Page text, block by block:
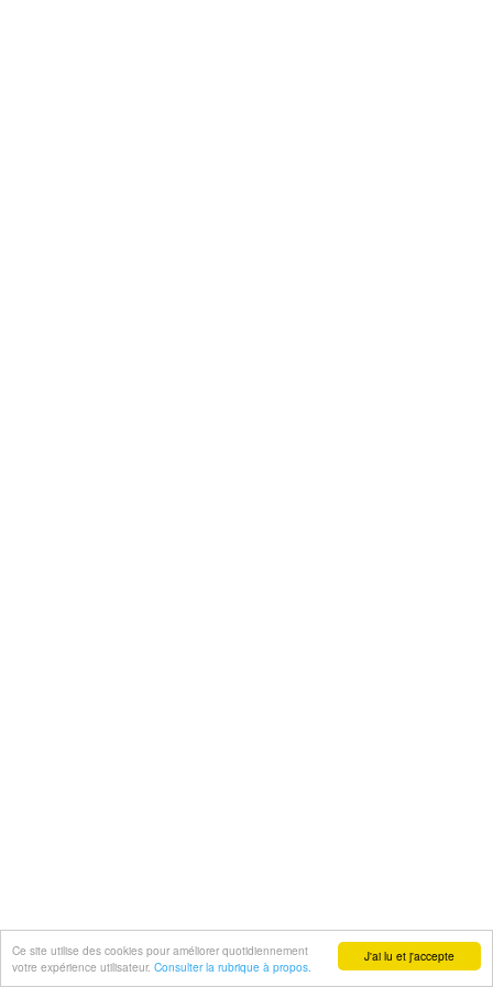
J'ai lu et j'accepte
Ce site utilise des cookies pour améliorer quotidiennement
votre expérience utilisateur. Consulter la rubrique à propos.